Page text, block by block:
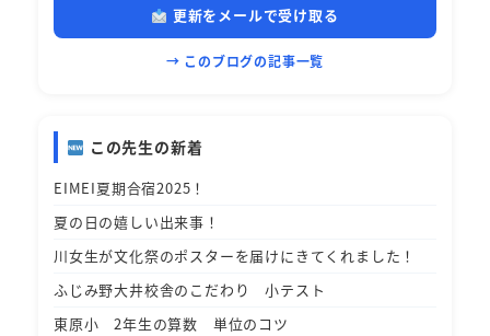
更新をメールで受け取る
→ このブログの記事一覧
この先生の新着
EIMEI夏期合宿2025！
夏の日の嬉しい出来事！
川女生が文化祭のポスターを届けにきてくれました！
ふじみ野大井校舎のこだわり 小テスト
東原小 2年生の算数 単位のコツ